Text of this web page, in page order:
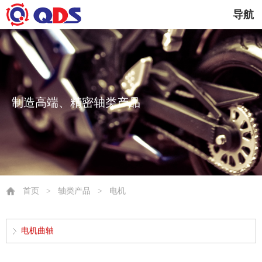
导航
制造高端、精密轴类产品
首页 > 轴类产品 > 电机
电机曲轴